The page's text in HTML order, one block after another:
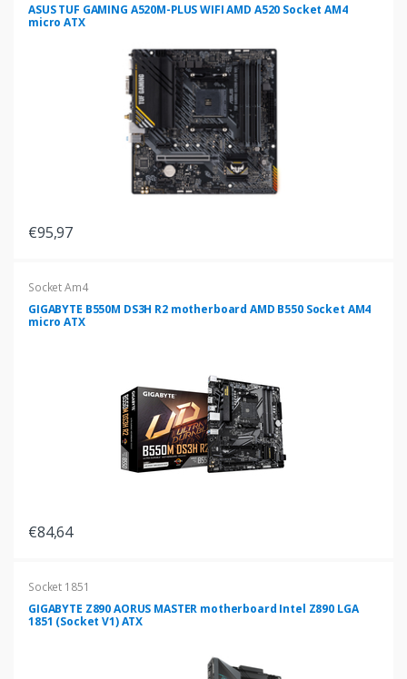
ASUS TUF GAMING A520M-PLUS WIFI AMD A520 Socket AM4
micro ATX
€95,97
Socket Am4
GIGABYTE B550M DS3H R2 motherboard AMD B550 Socket AM4
micro ATX
€84,64
Socket 1851
GIGABYTE Z890 AORUS MASTER motherboard Intel Z890 LGA
1851 (Socket V1) ATX